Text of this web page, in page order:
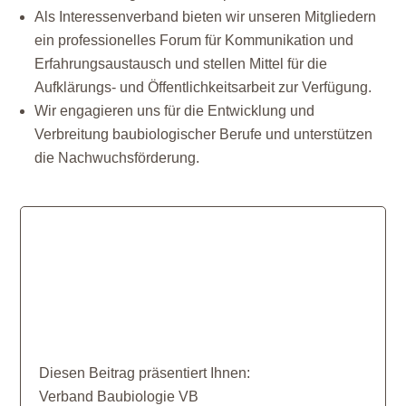
Als Interessenverband bieten wir unseren Mitgliedern
ein professionelles Forum für Kommunikation und
Erfahrungsaustausch und stellen Mittel für die
Aufklärungs- und Öffentlichkeitsarbeit zur Verfügung.
Wir engagieren uns für die Entwicklung und
Verbreitung baubiologischer Berufe und unterstützen
die Nachwuchsförderung.
Diesen Beitrag präsentiert Ihnen:
Verband Baubiologie VB